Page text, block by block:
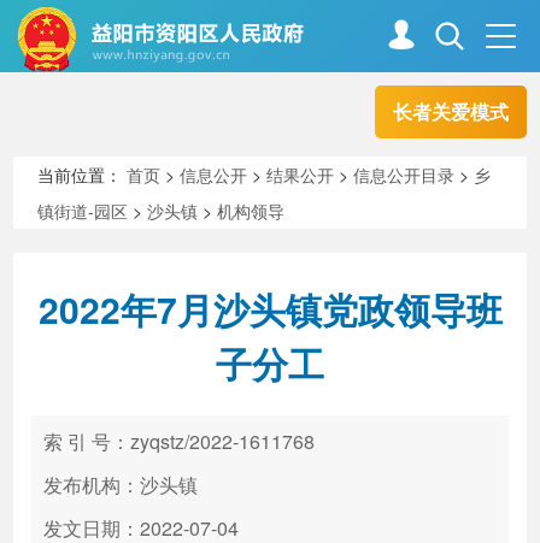
长者关爱模式
走进资阳
新闻中心 解读回应
政务服务
高效办成一件事
当前位置：首页 >信息公开 >结果公开 >信息公开目录 > 乡
镇街道-园区 >沙头镇 >机构领导
2022年7月沙头镇党政领导班
子分工
索 引 号：zyqstz/2022-1611768
发布机构：沙头镇
发文日期：2022-07-04